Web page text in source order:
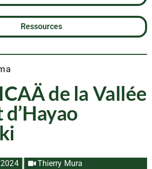
Ressources
de la Vallée
Thierry Mura